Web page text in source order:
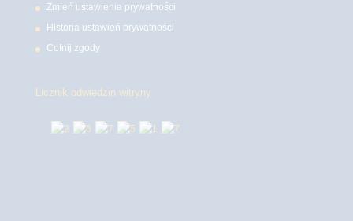
Zmień ustawienia prywatności
Historia ustawień prywatności
Cofnij zgody
Licznik odwiedzin witryny